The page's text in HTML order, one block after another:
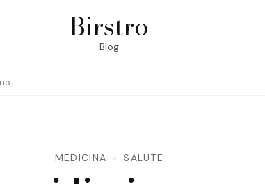
Birstro
Blog
MEDICINA SALUTE